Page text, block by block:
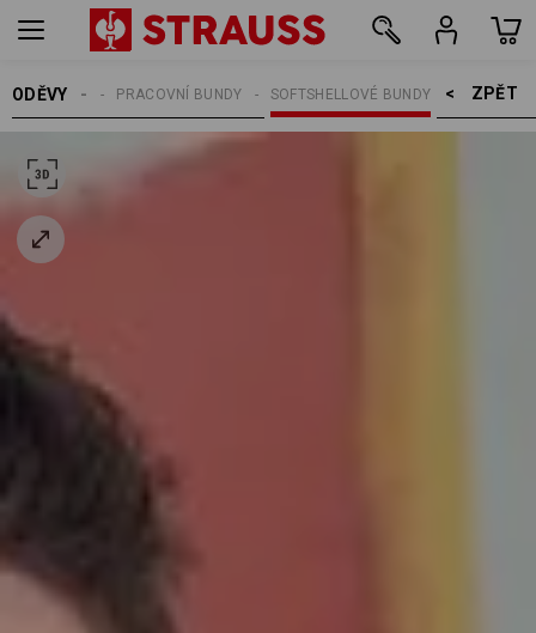
ODĚVY ZPĚT    >
SOFTSHELLOVÉ BUNDY
PRACOVNÍ BUNDY
MUŽI